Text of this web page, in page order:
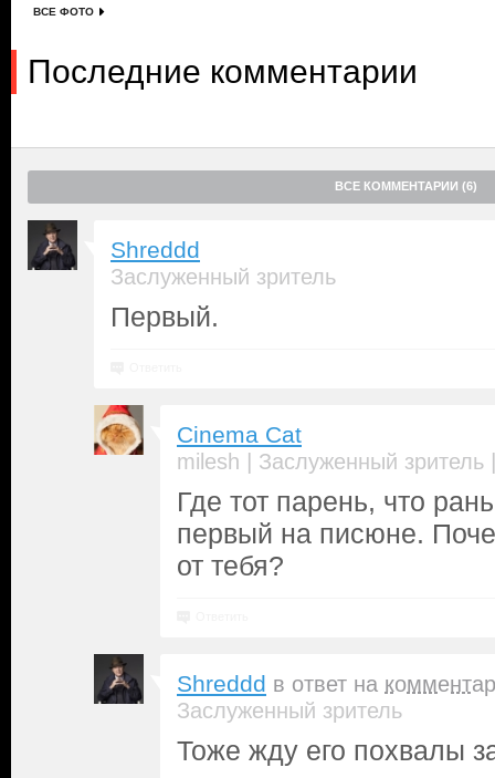
ВСЕ ФОТО
Последние комментарии
ВСЕ КОММЕНТАРИИ (6)
Shreddd
Заслуженный зритель
Первый.
Cinema Cat
milesh | Заслуженный зритель
Где тот парень, что
первый на писюне.
от тебя?
Shreddd в ответ на
Заслуженный зритель
Тоже жду его похвалы